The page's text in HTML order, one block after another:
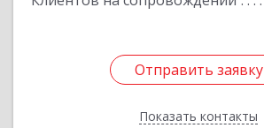
Отправить заявку
Показать контакты
Отправить заявку
Назад